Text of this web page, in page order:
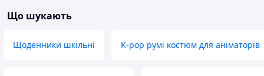
кондиціонерів
Що шукають
Щоденники шкільні K-pop румі костюм для аніматорів